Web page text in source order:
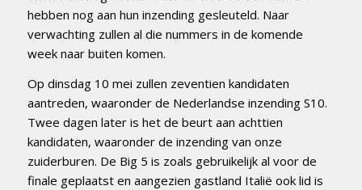
hebben nog aan hun inzending gesleuteld. Naar
verwachting zullen al die nummers in de komende
week naar buiten komen.
Op dinsdag 10 mei zullen zeventien kandidaten
aantreden, waaronder de Nederlandse inzending S10.
Twee dagen later is het de beurt aan achttien
kandidaten, waaronder de inzending van onze
zuiderburen. De Big 5 is zoals gebruikelijk al voor de
finale geplaatst en aangezien gastland Italië ook lid is